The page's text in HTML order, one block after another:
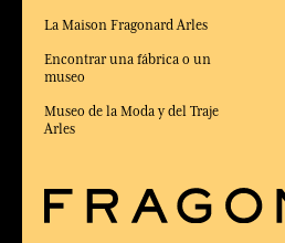
La Maison Fragonard Arles
Encontrar una fábrica o un
museo
Museo de la Moda y del Traje
Arles